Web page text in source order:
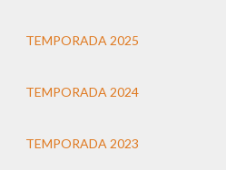
TEMPORADA 2025
TEMPORADA 2024
TEMPORADA 2023